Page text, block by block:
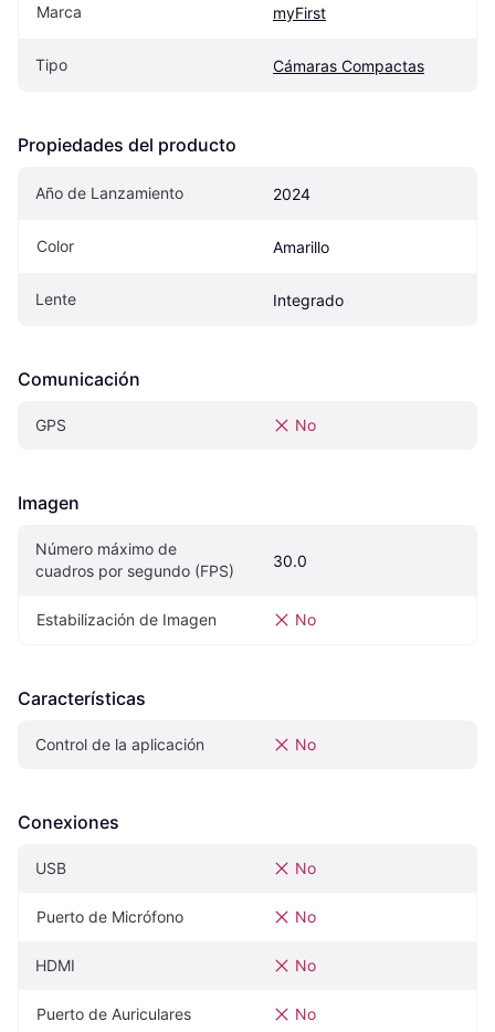
Marca myFirst
Tipo Cámaras Compactas
Propiedades del producto
Año de Lanzamiento 2024
Color Amarillo
Lente Integrado
Comunicación
GPS No
Imagen
Número máximo de
cuadros por segundo (FPS)
30.0
Estabilización de Imagen No
Características
Control de la aplicación No
Conexiones
USB No
Puerto de Micrófono No
HDMI No
Puerto de Auriculares No